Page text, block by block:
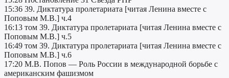
15:36 39. Диктатура пролетариата [читая Ленина вместе с
Поповым М.В.] ч.4
16:13 том 39. Диктатура пролетариата [читая Ленина вместе с
Поповым М.В.] ч.5
16:49 том 39. Диктатура пролетариата [читая Ленина вместе с
Поповым М.В.] ч.6
17:20 М.В. Попов — Роль России в международной борьбе с
американским фашизмом